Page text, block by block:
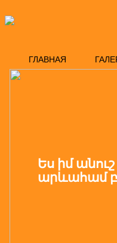
ГЛАВНАЯ
Ես իմ
արևահամ